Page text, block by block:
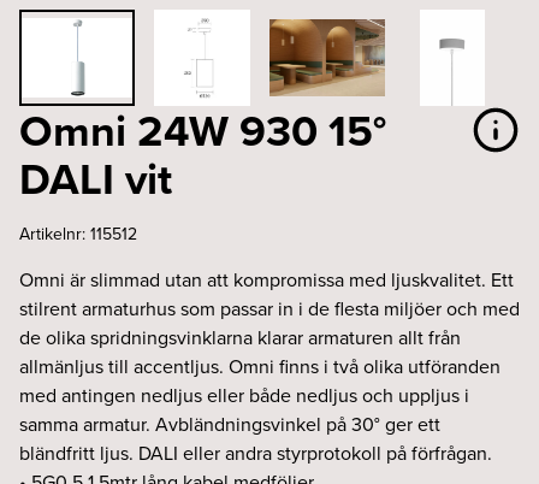
Omni 24W 930 15°
DALI vit
Artikelnr: 115512
Omni är slimmad utan att kompromissa med ljuskvalitet. Ett
stilrent armaturhus som passar in i de flesta miljöer och med
de olika spridningsvinklarna klarar armaturen allt från
allmänljus till accentljus. Omni finns i två olika utföranden
med antingen nedljus eller både nedljus och uppljus i
samma armatur. Avbländningsvinkel på 30° ger ett
bländfritt ljus. DALI eller andra styrprotokoll på förfrågan.